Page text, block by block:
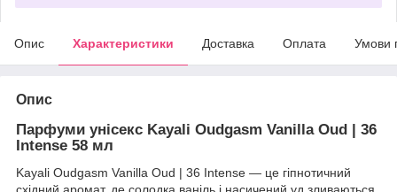
Опис Характеристики Доставка Оплата Умови
Опис
Парфуми унісекс Kayali Oudgasm Vanilla Oud | 36
Intense 58 мл
Kayali Oudgasm Vanilla Oud | 36 Intense — це гіпнотичний
східний аромат, де солодка ваніль і насичений уд зливаються